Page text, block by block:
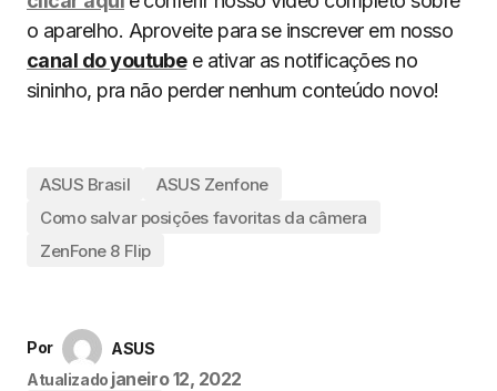
o aparelho. Aproveite para se inscrever em nosso
canal do youtubee ativar as notificações no
sininho, pra não perder nenhum conteúdo novo!
ASUS Brasil
ASUS Zenfone
Como salvar posições favoritas da câmera
ZenFone 8 Flip
Por
ASUS
Atualizado janeiro 12, 2022